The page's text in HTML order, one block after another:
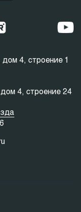
4, строение 1
4, строение 24